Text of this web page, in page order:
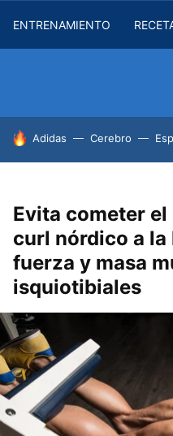
ENTRENAMIENTO
HOY SE HABLA DE
Adidas Cerebro
Evita cometer
curl nórdico a la
fuerza y masa
isquiotibiales